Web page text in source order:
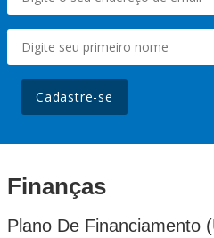
Cadastre-se
Finanças
Plano De Financiamento